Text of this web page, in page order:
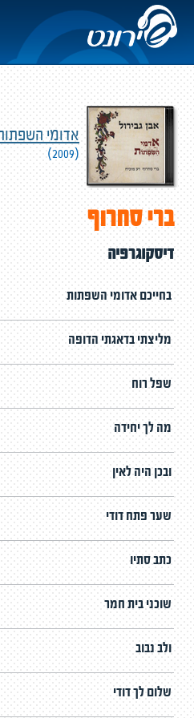
אדומי
(2009)
ברי סחרוף
דיסקוגרפיה
בחייכם אדומי השפתות
מליצתי בדאגתי הדופה
שפל רוח
מה לך יחידה
ובכן היה לאין
שער פתח דודי
כתב סתיו
שוכני בית חמר
ולב נבוב
שלום לך דודי